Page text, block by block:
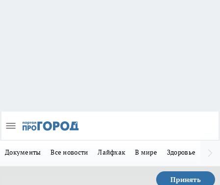
Документы Все новости Лайфхак В мире Здоровье
Принять